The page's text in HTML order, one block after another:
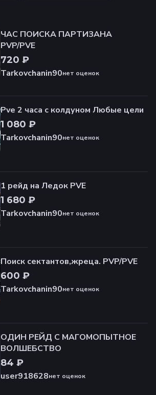
ЧАС ПОИСКА ПАРТИЗАНА
PVP/PVE
720 ₽
Tarkovchanin90нет оценок
Pve 2 часа с колдуном Любые цели
1 080 ₽
Tarkovchanin90нет оценок
1 рейд на Ледок PVE
1 680 ₽
Tarkovchanin90нет оценок
Поиск сектантов,жреца. PVP/PVE
600 ₽
Tarkovchanin90нет оценок
ОДИН РЕЙД C МАГОМОПЫТНОЕ
ВОЛШЕБСТВО
84 ₽
user918628нет оценок